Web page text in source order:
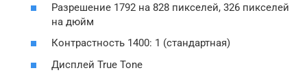
Разрешение 1792 на 828 пикселей, 326 пикселей
на дюйм
Контрастность 1400: 1 (стандартная)
Дисплей True Tone